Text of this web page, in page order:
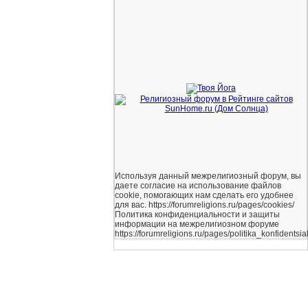
Используя данный межрелигиозный форум, вы
даете согласие на использование файлов
cookie, помогающих нам сделать его удобнее
для вас. https://forumreligions.ru/pages/cookies/
Политика конфиденциальности и защиты
информации на межрелигиозном форуме
https://forumreligions.ru/pages/